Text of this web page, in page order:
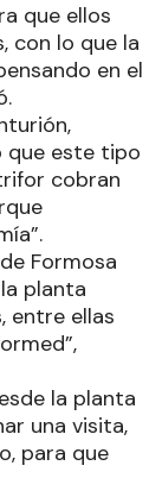
que ellos
con lo que la
en el
que este tipo
cobran
Formosa
planta
entre ellas
la planta
una visita,
para que